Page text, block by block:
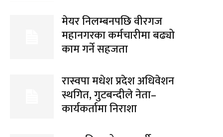
मेयर निलम्बनपछि वीरगज
महानगरका कर्मचारीमा बढ्यो
काम गर्ने सहजता
रास्वपा मधेश प्रदेश अधिवेशन
स्थगित, गुटबन्दीले नेता–
कार्यकर्तामा निराशा